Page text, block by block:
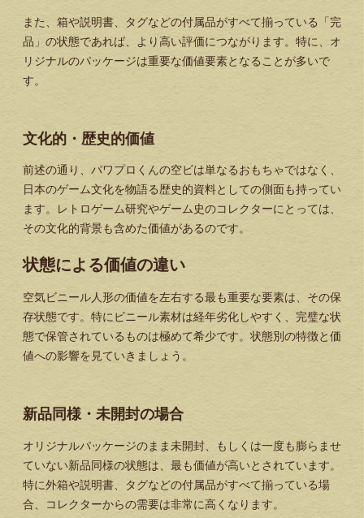
また、箱や説明書、タグなどの付属品がすべて揃っている「完
品」の状態であれば、より高い評価につながります。特に、オ
リジナルのパッケージは重要な価値要素となることが多いで
す。
文化的・歴史的価値
前述の通り、パワプロくんの空ビは単なるおもちゃではなく、
日本のゲーム文化を物語る歴史的資料としての側面も持ってい
ます。レトロゲーム研究やゲーム史のコレクターにとっては、
その文化的背景も含めた価値があるのです。
状態による価値の違い
空気ビニール人形の価値を左右する最も重要な要素は、その保
存状態です。特にビニール素材は経年劣化しやすく、完璧な状
態で保管されているものは極めて希少です。状態別の特徴と価
値への影響を見ていきましょう。
新品同様・未開封の場合
オリジナルパッケージのまま未開封、もしくは一度も膨らませ
ていない新品同様の状態は、最も価値が高いとされています。
特に外箱や説明書、タグなどの付属品がすべて揃っている場
合、コレクターからの需要は非常に高くなります。